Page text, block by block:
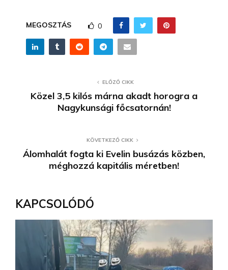
MEGOSZTÁS 0
ELŐZŐ CIKK
Közel 3,5 kilós márna akadt horogra a
Nagykunsági főcsatornán!
KÖVETKEZŐ CIKK
Álomhalát fogta ki Evelin busázás közben,
méghozzá kapitális méretben!
KAPCSOLÓDÓ